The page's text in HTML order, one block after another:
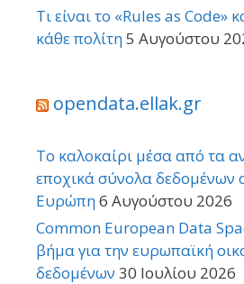
Τι είναι το «Rules as Code»
κάθε πολίτη5 Αυγούστου
opendata.ellak.gr
Το καλοκαίρι μέσα από τα
εποχικά σύνολα δεδομένων
Ευρώπη6 Αυγούστου 2026
Common European Data
βήμα για την ευρωπαϊκή
δεδομένων 30 Ιουλίου 2026